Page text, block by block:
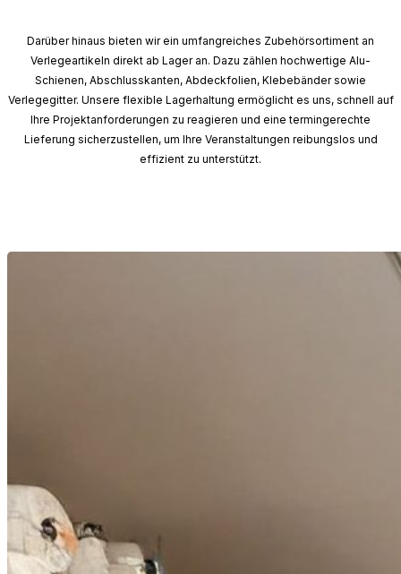
Darüber hinaus bieten wir ein umfangreiches Zubehörsortiment an
Verlegeartikeln direkt ab Lager an. Dazu zählen hochwertige Alu-
Schienen, Abschlusskanten, Abdeckfolien, Klebebänder sowie
Verlegegitter. Unsere flexible Lagerhaltung ermöglicht es uns, schnell auf
Ihre Projektanforderungen zu reagieren und eine termingerechte
Lieferung sicherzustellen, um Ihre Veranstaltungen reibungslos und
effizient zu unterstützt.